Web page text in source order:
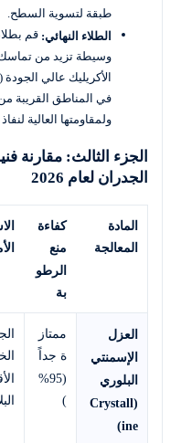
طبقة لتسوية السطح.
الطلاء النهائي: قم
وسيطة تزيد من
الأكريليك عالي
في المناطق القريبة
ولمقاومتها العالية
الجزء الثالث: مقارنة
الجدران لعام 2026
المادة
المعالجة
كفاءة
منع
الرطو
بة
العزل
الإسمنتي
البلوري
(Crystall
ine)
ممتاز
ة جداً
(95%
)